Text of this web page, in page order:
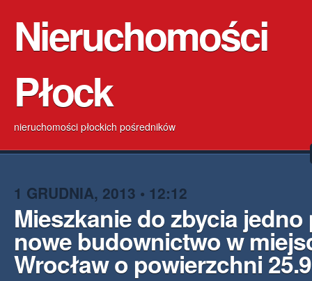
Nieruchomości
Płock
nieruchomości płockich pośredników
1 GRUDNIA, 2013 • 12:12
Mieszkanie do zbycia
nowe budownictwo w
Wrocław o powierzchni